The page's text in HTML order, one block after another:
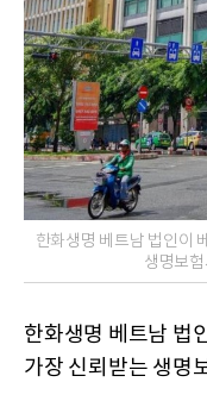
한화생명 베트남 법인이
생명보
한화생명 베트남 법
가장 신뢰받는 생명